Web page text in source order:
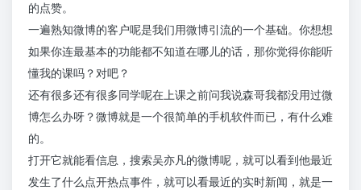
的点赞。
一遍熟知微博的客户呢是我们用微博引流的一个基础。你想想
如果你连最基本的功能都不知道在哪儿的话，那你觉得你能听
懂我的课吗？对吧？
还有很多还有很多同学呢在上课之前问我说森哥我都没用过微
博怎么办呀？微博就是一个很简单的手机软件而已，有什么难
的。
打开它就能看信息，搜索吴亦凡的微博呢，就可以看到他最近
发生了什么点开热点事件，就可以看最近的实时新闻，就是一